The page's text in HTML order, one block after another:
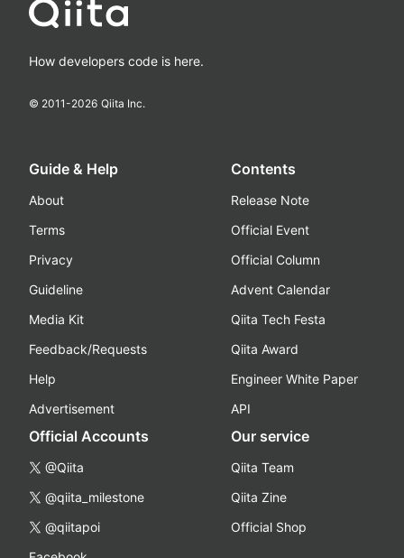
How developers code is here.
© 2011-2026 Qiita Inc.
Guide & Help
About
Terms
Privacy
Guideline
Media Kit
Feedback/Requests
Help
Advertisement
Contents
Release Note
Official Event
Official Column
Advent Calendar
Qiita Tech Festa
Qiita Award
Engineer White Paper
API
Official Accounts
@Qiita
@qiita_milestone
@qiitapoi
Our service
Qiita Team
Qiita Zine
Official Shop